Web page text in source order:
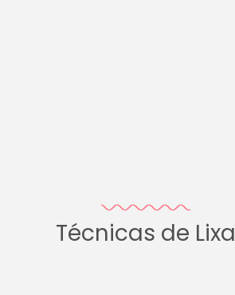
Técnicas de Lixa